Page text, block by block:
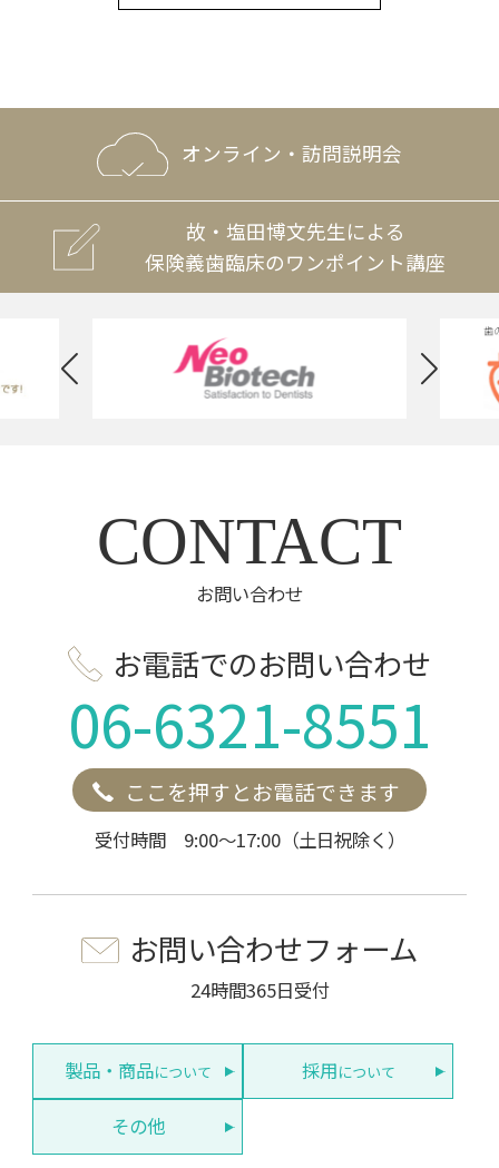
オンライン・訪問説明会
故・塩田博文先生による
保険義歯臨床のワンポイント講座
CONTACT
お問い合わせ
お電話でのお問い合わせ
06-6321-8551
ここを押すとお電話できます
受付時間 9:00～17:00（土日祝除く）
お問い合わせフォーム
24時間365日受付
製品・商品について 採用について
その他